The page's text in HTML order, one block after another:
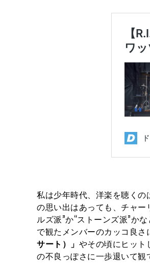
私は少年時代、洋楽を聴く
の思い出はあっても、チャ
ルズ派”か“ストーンズ派”か
で観たメンバーのカッコ良
サート）」 やその頃にヒット
の不良っぽさに一歩退いて観